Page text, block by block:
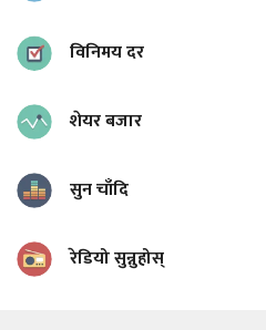
विनिमय दर
शेयर बजार
सुन चाँदि
रेडियो सुन्नुहोस्